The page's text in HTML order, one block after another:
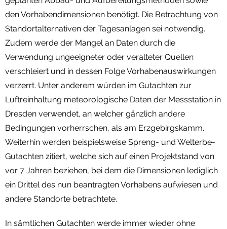
den Vorhabendimensionen benötigt. Die Betrachtung von
Standortalternativen der Tagesanlagen sei notwendig.
Zudem werde der Mangel an Daten durch die
Verwendung ungeeigneter oder veralteter Quellen
verschleiert und in dessen Folge Vorhabenauswirkungen
verzerrt. Unter anderem würden im Gutachten zur
Luftreinhaltung meteorologische Daten der Messstation in
Dresden verwendet, an welcher gänzlich andere
Bedingungen vorherrschen, als am Erzgebirgskamm.
Weiterhin werden beispielsweise Spreng- und Welterbe-
Gutachten zitiert, welche sich auf einen Projektstand von
vor 7 Jahren beziehen, bei dem die Dimensionen lediglich
ein Drittel des nun beantragten Vorhabens aufwiesen und
andere Standorte betrachtete.
In sämtlichen Gutachten werde immer wieder ohne